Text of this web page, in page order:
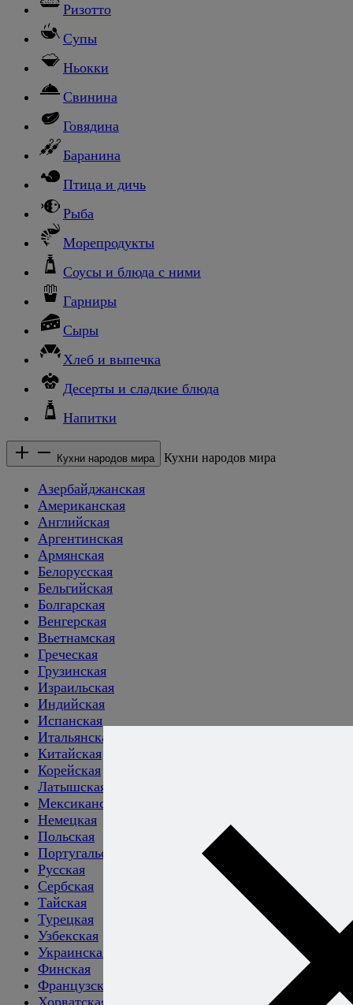
Ризотто
Супы
Ньокки
Свинина
Говядина
Баранина
Птица и дичь
Рыба
Морепродукты
Соусы и блюда с ними
Гарниры
Сыры
Хлеб и выпечка
Десерты и сладкие блюда
Напитки
Кухни народов мира Кухни народов мира
Азербайджанская
Американская
Английская
Аргентинская
Армянская
Белорусская
Бельгийская
Болгарская
Венгерская
Вьетнамская
Греческая
Грузинская
Израильская
Индийская
Испанская
Итальянская
Китайская
Корейская
Латышская
Мексиканская
Немецкая
Польская
Португальская
Русская
Сербская
Тайская
Турецкая
Узбекская
Украинская
Финская
Французская
Хорватская